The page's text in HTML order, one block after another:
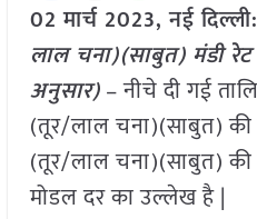
02 मार्च 2023, नई दिल्ली:
लाल चना)(साबुत) मंडी
अनुसार)– नीचे दी गई
(तूर/लाल चना)(साबुत) की
(तूर/लाल चना)(साबुत)
मोडल दर का उल्लेख है |